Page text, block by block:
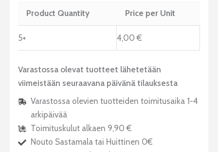
Product Quantity Price per Unit
5+ 4,00€
Varastossa olevat tuotteet lähetetään
viimeistään seuraavana päivänä tilauksesta
Varastossa olevien tuotteiden toimitusaika 1-4
arkipäivää
Toimituskulut alkaen 9,90 €
Nouto Sastamala tai Huittinen 0€